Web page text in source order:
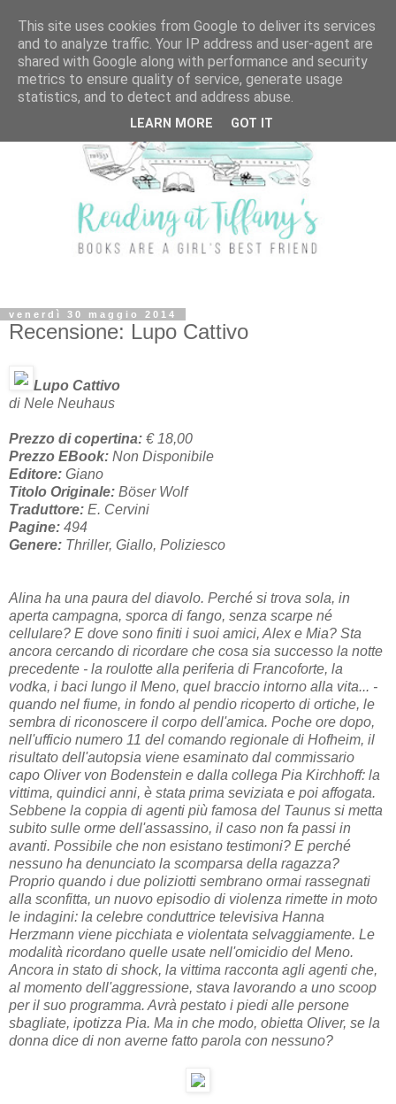
venerdì 30 maggio 2014
Recensione: Lupo Cattivo
Lupo Cattivo
di Nele Neuhaus
Prezzo di copertina: € 18,00
Prezzo EBook: Non Disponibile
Editore: Giano
Titolo Originale: Böser Wolf
Traduttore: E. Cervini
Pagine: 494
Genere: Thriller, Giallo, Poliziesco
Alina ha una paura del diavolo. Perché si trova sola, in
aperta campagna, sporca di fango, senza scarpe né
cellulare? E dove sono finiti i suoi amici, Alex e Mia? Sta
ancora cercando di ricordare che cosa sia successo la notte
precedente - la roulotte alla periferia di Francoforte, la
vodka, i baci lungo il Meno, quel braccio intorno alla vita... -
quando nel fiume, in fondo al pendio ricoperto di ortiche, le
sembra di riconoscere il corpo dell'amica. Poche ore dopo,
nell'ufficio numero 11 del comando regionale di Hofheim, il
risultato dell'autopsia viene esaminato dal commissario
capo Oliver von Bodenstein e dalla collega Pia Kirchhoff: la
vittima, quindici anni, è stata prima seviziata e poi affogata.
Sebbene la coppia di agenti più famosa del Taunus si metta
subito sulle orme dell'assassino, il caso non fa passi in
avanti. Possibile che non esistano testimoni? E perché
nessuno ha denunciato la scomparsa della ragazza?
Proprio quando i due poliziotti sembrano ormai rassegnati
alla sconfitta, un nuovo episodio di violenza rimette in moto
le indagini: la celebre conduttrice televisiva Hanna
Herzmann viene picchiata e violentata selvaggiamente. Le
modalità ricordano quelle usate nell'omicidio del Meno.
Ancora in stato di shock, la vittima racconta agli agenti che,
al momento dell'aggressione, stava lavorando a uno scoop
per il suo programma. Avrà pestato i piedi alle persone
sbagliate, ipotizza Pia. Ma in che modo, obietta Oliver, se la
donna dice di non averne fatto parola con nessuno?
This site uses cookies from Google to deliver its services
and to analyze traffic. Your IP address and user-agent are
shared with Google along with performance and security
metrics to ensure quality of service, generate usage
statistics, and to detect and address abuse.
LEARN MORE GOT IT